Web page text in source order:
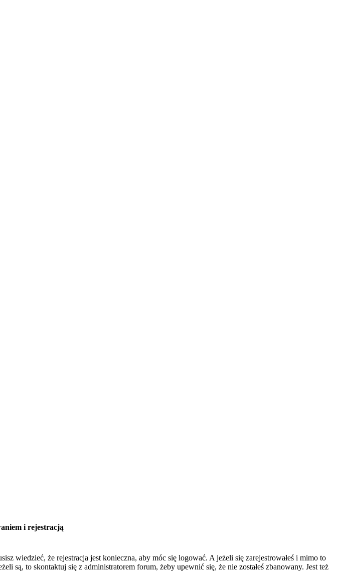
i rejestracją
wiedzieć, że rejestracja jest konieczna, aby móc się logować. A jeżeli się zarejestrowałeś i mimo to
są, to skontaktuj się z administratorem forum, żeby upewnić się, że nie zostałeś zbanowany. Jest też